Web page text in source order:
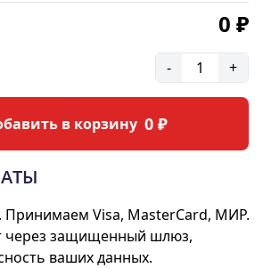
0 ₽
- 1 +
в корзину 0 ₽
Принимаем Visa, MasterCard, МИР.
через защищенный шлюз,
ваших данных.